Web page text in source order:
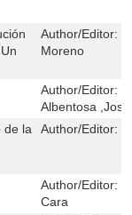
Author/Editor:
Moreno
Author/Editor:
Albentosa
de la
Author/Editor:
Author/Editor:
Cara